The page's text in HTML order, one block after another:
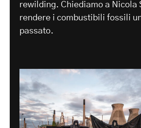
rewilding. Chiediamo a Nicola
rendere i combustibili fossili
passato.